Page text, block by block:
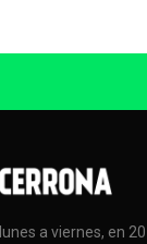
a viernes, en